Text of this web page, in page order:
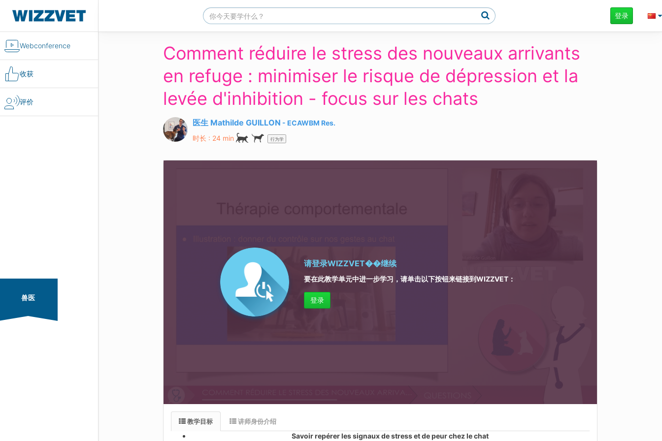
Webconference
收获
评价
兽医
登录
Comment réduire le stress des nouveaux arrivants
en refuge : minimiser le risque de dépression et la
levée d'inhibition - focus sur les chats
医生 Mathilde GUILLON ECAWBM Res.
时长 : 24 min
行为学
请登录WIZZVET��继续
要在此教学单元中进一步学习，请单击以下按钮来链接到WIZZVET ：
登录
教学目标 讲师身份介绍
Savoir repérer les signaux de stress et de peur chez le chat